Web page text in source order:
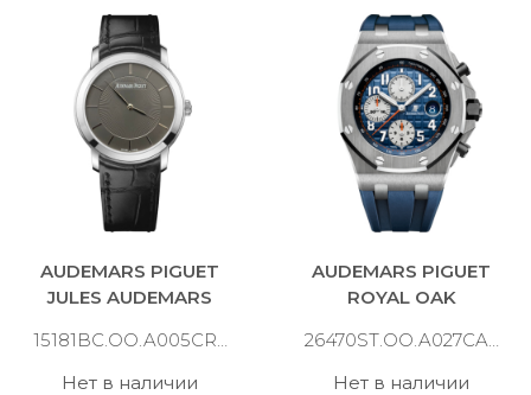
AUDEMARS PIGUET
JULES AUDEMARS
15181BC.OO.A005CR.01
Нет в наличии
AUDEMARS PIGUET
ROYAL OAK
26470ST.OO.A027CA.01
Нет в наличии